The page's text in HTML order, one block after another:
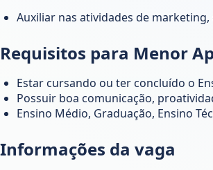
Auxiliar nas atividades de
Requisitos para Menor
Estar cursando ou ter concluído o
Possuir boa comunicação,
Ensino Médio, Graduação, Ensino
Informações da vaga